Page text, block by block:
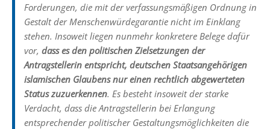
Forderungen, die mit der verfassungsmäßigen Ordnung in
Gestalt der Menschenwürdegarantie nicht im Einklang
stehen. Insoweit liegen nunmehr konkretere Belege dafür
vor, dass es den politischen Zielsetzungen der
Antragstellerin entspricht, deutschen Staatsangehörigen
islamischen Glaubens nur einen rechtlich abgewerteten
Status zuzuerkennen. Es besteht insoweit der starke
Verdacht, dass die Antragstellerin bei Erlangung
entsprechender politischer Gestaltungsmöglichkeiten die